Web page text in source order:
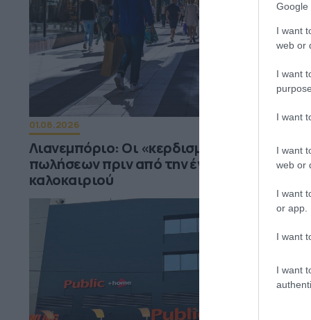
Google
I want
web or
I want
I want
I want
web or
I want
or app.
I want
I want
01.08.2026
Λιανεμπόριο: Οι «κερδισμένοι» των
πωλήσεων πριν από την έναρξη του
καλοκαιριού